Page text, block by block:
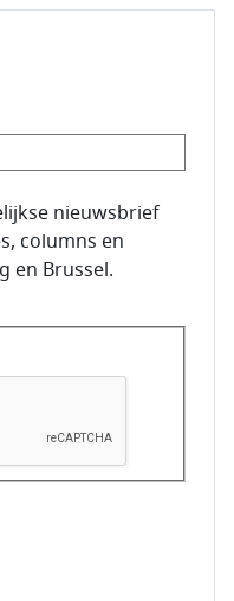
nieuwsbrief
columns en
en Brussel.
dat u een mens